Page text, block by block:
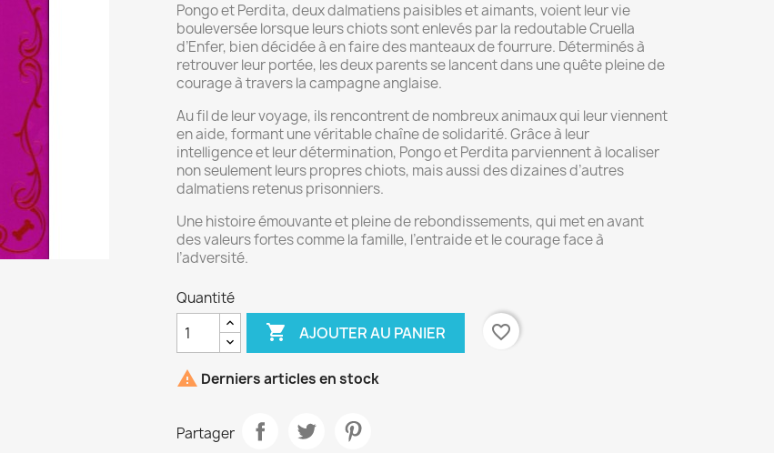
Pongo et Perdita, deux dalmatiens paisibles et aimants, voient leur vie
bouleversée lorsque leurs chiots sont enlevés par la redoutable Cruella
d’Enfer, bien décidée à en faire des manteaux de fourrure. Déterminés à
retrouver leur portée, les deux parents se lancent dans une quête pleine de
courage à travers la campagne anglaise.
Au fil de leur voyage, ils rencontrent de nombreux animaux qui leur viennent
en aide, formant une véritable chaîne de solidarité. Grâce à leur
intelligence et leur détermination, Pongo et Perdita parviennent à localiser
non seulement leurs propres chiots, mais aussi des dizaines d’autres
dalmatiens retenus prisonniers.
Une histoire émouvante et pleine de rebondissements, qui met en avant
des valeurs fortes comme la famille, l’entraide et le courage face à
l’adversité.
Quantité
 AJOUTER AU PANIER favorite_border
 Derniers articles en stock
Partager